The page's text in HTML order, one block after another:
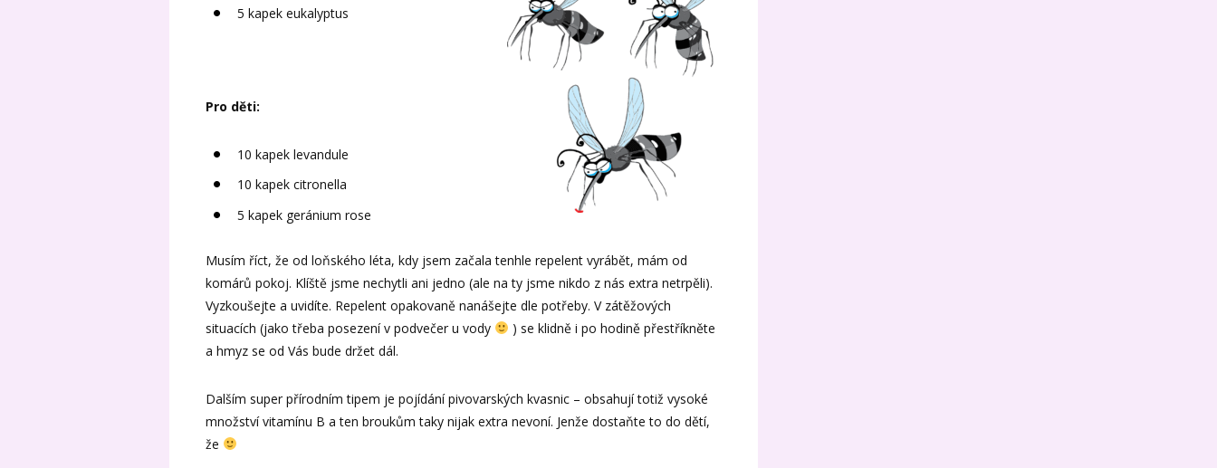
5 kapek eukalyptus
Pro děti:
10 kapek levandule
10 kapek citronella
5 kapek geránium rose
Musím říct, že od loňského léta, kdy jsem začala tenhle repelent vyrábět, mám od
komárů pokoj. Klíště jsme nechytli ani jedno (ale na ty jsme nikdo z nás extra netrpěli).
Vyzkoušejte a uvidíte. Repelent opakovaně nanášejte dle potřeby. V zátěžových
situacích (jako třeba posezení v podvečer u vody
) se klidně i po hodině přestříkněte
a hmyz se od Vás bude držet dál.
Dalším super přírodním tipem je pojídání pivovarských kvasnic – obsahují totiž vysoké
množství vitamínu B a ten broukům taky nijak extra nevoní. Jenže dostaňte to do dětí,
že